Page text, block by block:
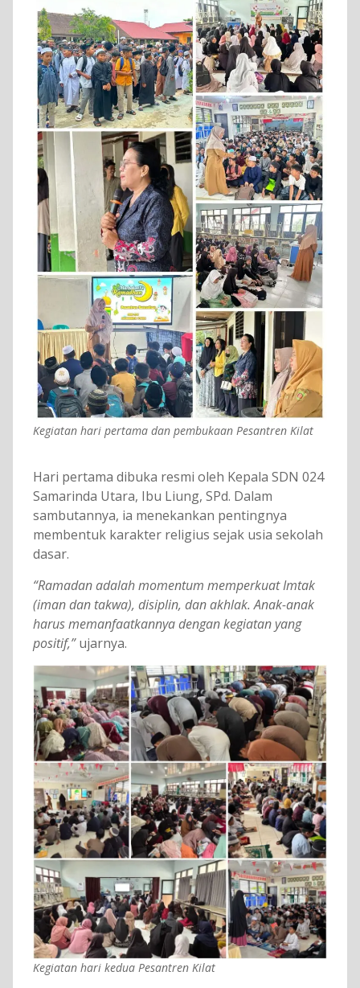
Kegiatan hari pertama dan pembukaan Pesantren Kilat
Hari pertama dibuka resmi oleh Kepala SDN 024
Samarinda Utara, Ibu Liung, SPd. Dalam
sambutannya, ia menekankan pentingnya
membentuk karakter religius sejak usia sekolah
dasar.
“Ramadan adalah momentum memperkuat Imtak
(iman dan takwa), disiplin, dan akhlak. Anak-anak
harus memanfaatkannya dengan kegiatan yang
positif,”ujarnya.
Kegiatan hari kedua Pesantren Kilat